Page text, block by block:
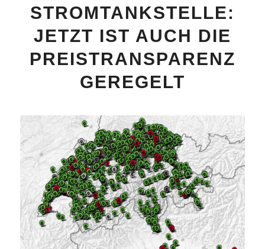
STROMTANKSTELLE:
JETZT IST AUCH DIE
PREISTRANSPARENZ
GEREGELT